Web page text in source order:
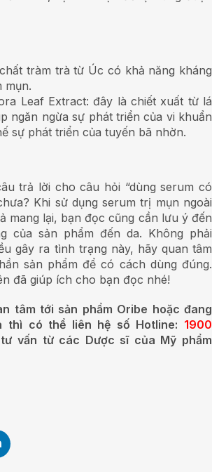
tràm trà từ Úc có khả năng kháng
mụn.
Leaf Extract: đây là chiết xuất từ lá
ngăn ngừa sự phát triển của vi khuẩn
sự phát triển của tuyến bã nhờn.
trả lời cho câu hỏi “dùng serum có
Khi sử dụng serum trị mụn ngoài
mang lại, bạn đọc cũng cần lưu ý đến
của sản phẩm đến da. Không phải
gây ra tình trạng này, hãy quan tâm
sản phẩm để có cách dùng đúng.
đã giúp ích cho bạn đọc nhé!
tâm tới sản phẩm Oribe hoặc đang
thì có thể liên hệ số Hotline: 1900
vấn từ các Dược sĩ của Mỹ phẩm